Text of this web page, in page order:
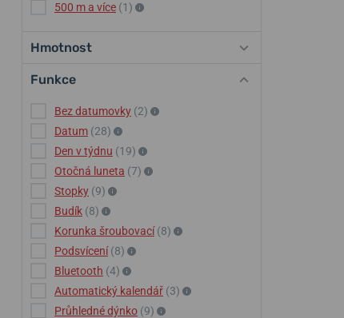
500 m a více (1)
Hmotnost
Funkce
Bez datumovky (2)
Datum (28)
Den v týdnu (19)
Otočná luneta (7)
Stopky (9)
Budík (8)
Korunka šroubovací (8)
Podsvícení (8)
Bluetooth (4)
Automatický kalendář (3)
Průhledné dýnko (9)